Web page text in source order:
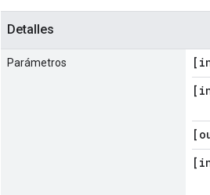
Detalles
Parámetros